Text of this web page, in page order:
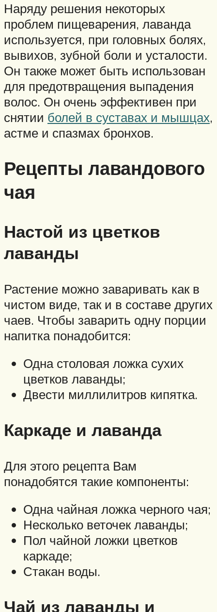
Наряду решения некоторых
проблем пищеварения, лаванда
используется, при головных болях,
вывихов, зубной боли и усталости.
Он также может быть использован
для предотвращения выпадения
волос. Он очень эффективен при
снятии болей в суставах и мышцах,
астме и спазмах бронхов.
Рецепты лавандового
чая
Настой из цветков
лаванды
Растение можно заваривать как в
чистом виде, так и в составе других
чаев. Чтобы заварить одну порции
напитка понадобится:
Одна столовая ложка сухих
цветков лаванды;
Двести миллилитров кипятка.
Каркаде и лаванда
Для этого рецепта Вам
понадобятся такие компоненты:
Одна чайная ложка черного чая;
Несколько веточек лаванды;
Пол чайной ложки цветков
каркаде;
Стакан воды.
Чай из лаванды и